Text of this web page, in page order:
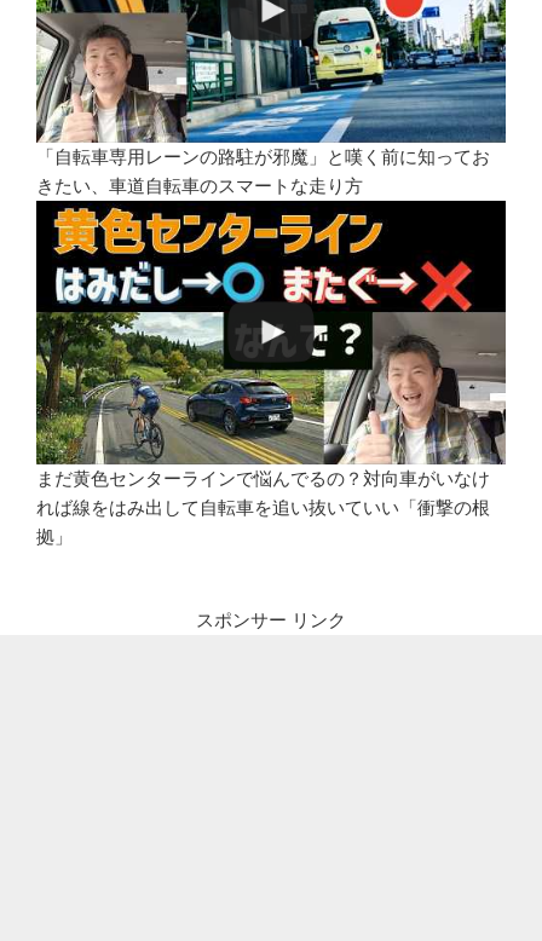
「自転車専用レーンの路駐が邪魔」と嘆く前に知ってお
きたい、車道自転車のスマートな走り方
まだ黄色センターラインで悩んでるの？対向車がいなけ
れば線をはみ出して自転車を追い抜いていい「衝撃の根
拠」
スポンサー リンク